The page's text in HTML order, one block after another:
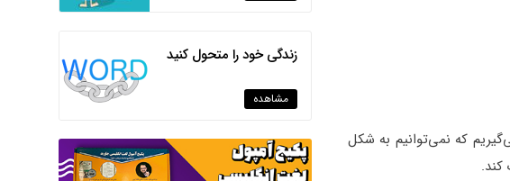
که نمی‌توانیم به شکل
زندگی خود را متحول کنید
مشاهده